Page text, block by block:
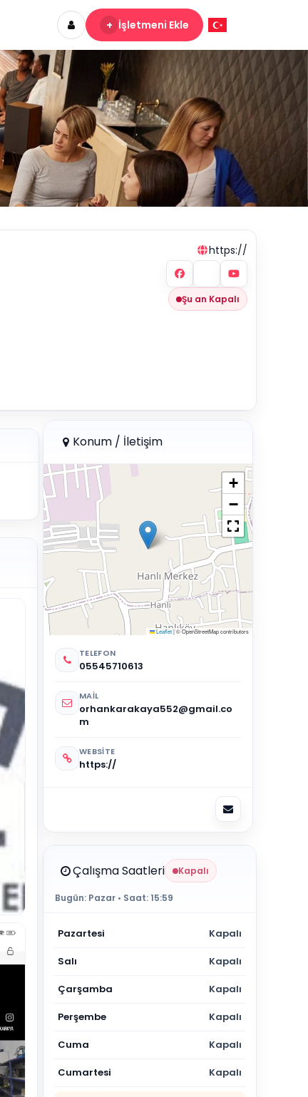
+ İşletmeni Ekle
https://
Şu an Kapalı
Konum / İletişim
+
−
Leaflet|© OpenStreetMap contributors
TELEFON
05545710613
MAIL
orhankarakaya552@gmail.co
m
WEBSITE
https://
Çalışma Saatleri Kapalı
Bugün: Pazar • Saat:15:59
Pazartesi Kapalı
Salı Kapalı
Çarşamba Kapalı
Perşembe Kapalı
Cuma Kapalı
Cumartesi Kapalı